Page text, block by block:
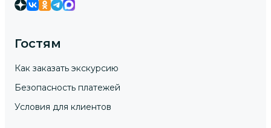
Гостям
Как заказать экскурсию
Безопасность платежей
Условия для клиентов